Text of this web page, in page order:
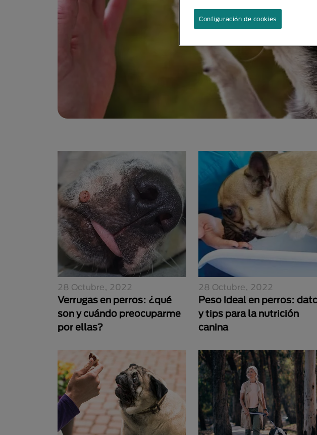
28 Octubre, 2022
Verrugas en perros: ¿qué
son y cuándo preocuparme
por ellas?
28 Octubre, 2022
Peso ideal en perros:
y tips para la nutrición
canina
Configuración de cookies